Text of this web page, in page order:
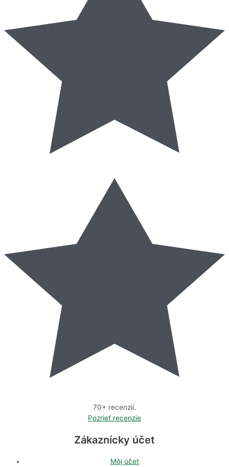
70+ recenzií.
Pozrieť recenzie
Zákaznícky účet
Môj účet